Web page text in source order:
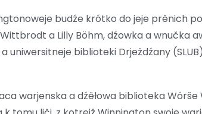
budźe krótko do jeje prěnich
a Lilly Böhm, dźowka a wnučka
biblioteki Drježdźany
warjenska a dźěłowa biblioteka Wórše